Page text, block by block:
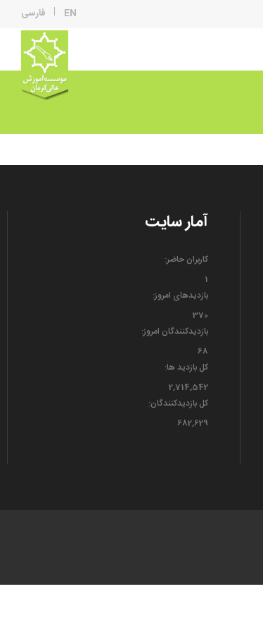
فارسی EN
آمار سایت
کاربران حاضر:
1
بازدیدهای امروز:
370
بازدیدکنندگان امروز:
68
کل بازدید ها:
2,714,542
کل بازدیدکنند‌گان:
682,629